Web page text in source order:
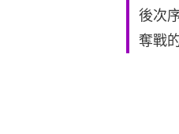
後次
奪戰